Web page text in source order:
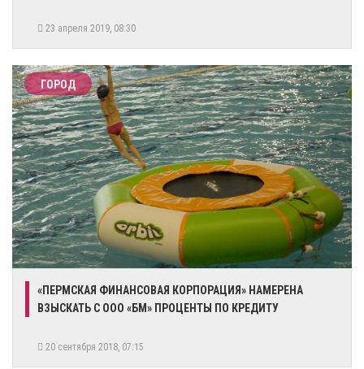
23 апреля 2019, 08:30
ГОРОД
«ПЕРМСКАЯ ФИНАНСОВАЯ КОРПОРАЦИЯ» НАМЕРЕНА
ВЗЫСКАТЬ С ООО «БМ» ПРОЦЕНТЫ ПО КРЕДИТУ
20 сентября 2018, 07:15